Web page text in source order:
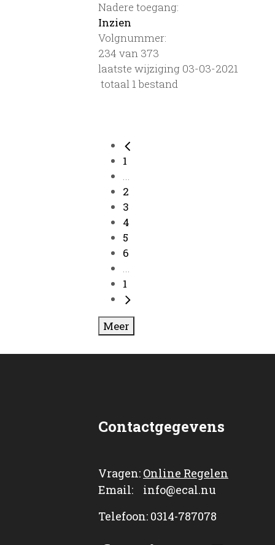
Nadere toegang:
Inzien
Volgnummer:
234 van 373
laatste wijziging 03-03-2021
totaal 1 bestand
1
...
2
3
4
5
6
...
1
Meer
Contactgegevens
Vragen: Online Regelen
Email: info@ecal.nu
Telefoon: 0314-787078